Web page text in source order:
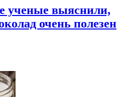
ученые выяснили,
очень полезен